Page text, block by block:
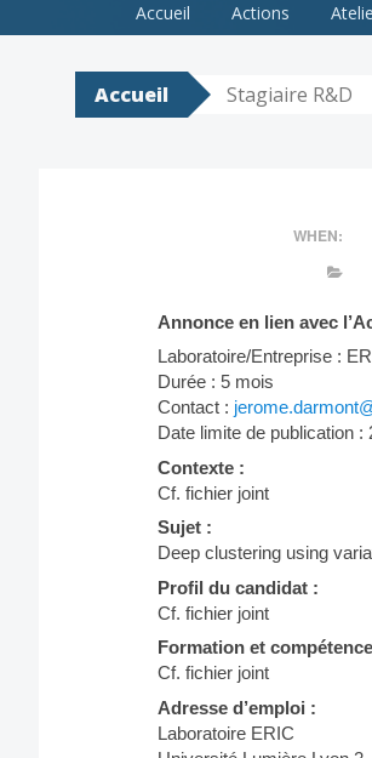
to
Accueil Actions
Accueil Stagiaire R&D
WHEN:
Annonce en lien avec
Laboratoire/Entreprise :
Durée : 5 mois
Contact :
Date limite de publication :
Contexte :
Cf. fichier joint
Sujet :
Deep clustering using
Profil du candidat :
Cf. fichier joint
Formation et
Cf. fichier joint
Adresse d’emploi :
Laboratoire ERIC